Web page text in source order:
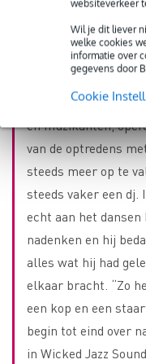
websiteverkeer
Wil je dit liever
welke cookies
informatie over
gegevens door
Cookie
“Ik heb daarna
wat ik overigens
Wereldband in
feesten en in de
Sounds. Deze
en muzikanten,
van de optredens
steeds meer op te
steeds vaker een dj.
echt aan het
nadenken en hij
alles wat hij had
elkaar bracht. “Zo
een kop en een
begin tot eind over
in Wicked Jazz